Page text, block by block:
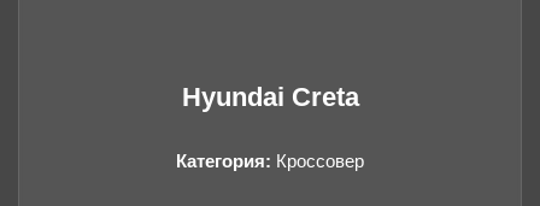
Hyundai Creta
Категория: Кроссовер